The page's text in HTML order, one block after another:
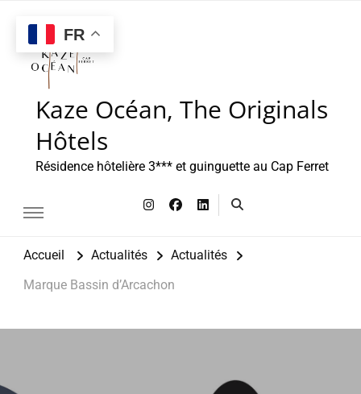
Kaze Océan, The Originals
Hôtels
Résidence hôtelière 3*** et guinguette au Cap Ferret
Accueil Actualités Actualités
Marque Bassin d’Arcachon
FR